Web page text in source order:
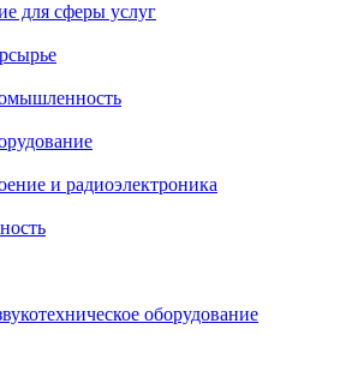
для сферы услуг
и радиоэлектроника
оборудование